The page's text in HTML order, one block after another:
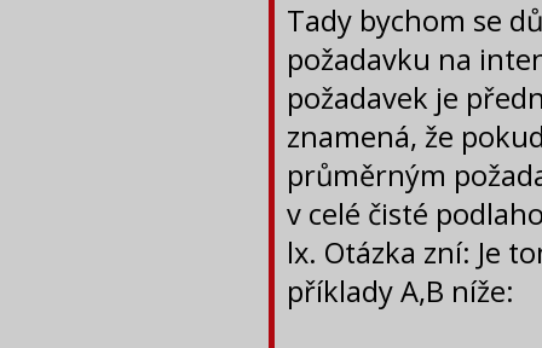
Tady bychom se
požadavku na
požadavek je
znamená, že
průměrným
v celé čisté
lx. Otázka zní: Je
příklady A,B níže: